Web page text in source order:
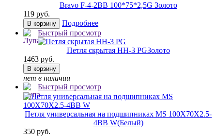
Bravo F-4-2BB 100*75*2,5G Золото
119 руб.
В корзину
Подробнее
Быстрый просмотр
Петля скрытая HH-3 PGЗолото
1463 руб.
В корзину
нет в наличии
Быстрый просмотр
Петля универсальная на подшипниках MS 100X70X2.5-
4BB W(Белый)
350 руб.